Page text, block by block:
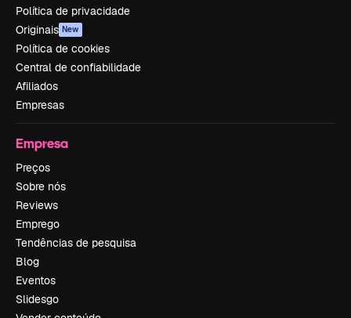
Política de privacidade
Originais New
Política de cookies
Central de confiabilidade
Afiliados
Empresas
Empresa
Preços
Sobre nós
Reviews
Emprego
Tendências de pesquisa
Blog
Eventos
Slidesgo